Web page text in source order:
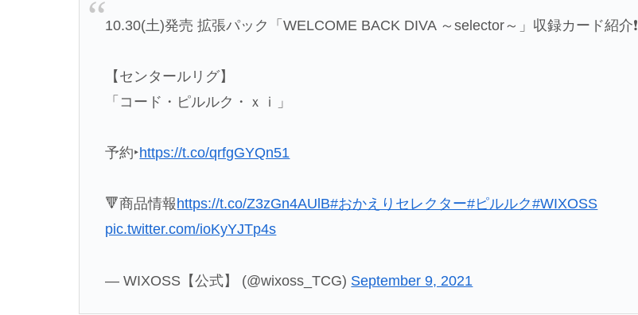
10.30(土)発売 拡張パック「WELCOME BACK DIVA ～selector～」収録カード紹介❗️
【センタールリグ】
「コード・ピルルク・ｘｉ」
予約‣https://t.co/qrfgGYQn51
🔻商品情報 https://t.co/Z3zGn4AUlB#おかえりセレクター#ピルルク#WIXOSS
pic.twitter.com/ioKyYJTp4s
— WIXOSS【公式】 (@wixoss_TCG) September 9, 2021